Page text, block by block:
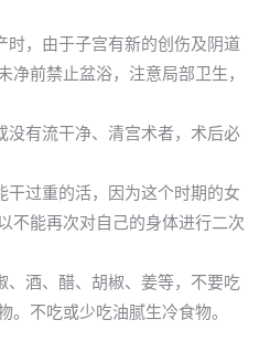
时，由于子宫有新的创伤及阴道
净前禁止盆浴，注意局部卫生，
没有流干净、清宫术者，术后必
干过重的活，因为这个时期的女
不能再次对自己的身体进行二次
、酒、醋、胡椒、姜等，不要吃
。不吃或少吃油腻生冷食物。